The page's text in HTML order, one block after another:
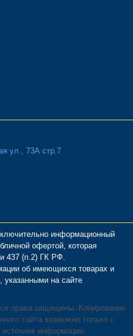
ул., 73А стр.7
информационный
офертой, которая
437 (п.2) ГК РФ.
об имеющихся товарах и
указанными на сайте
права защищены. Копирование
сайта возможно только с
информации.